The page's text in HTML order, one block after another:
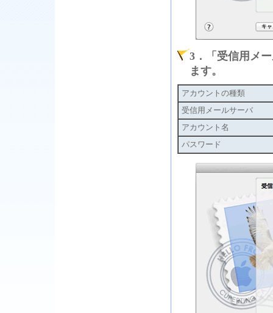
3．「受信用メ
ます。
アカウントの種類
受信用メールサーバ
アカウント名
パスワード